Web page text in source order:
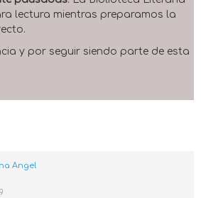
lectura mientras preparamos la
y por seguir siendo parte de esta
Angel